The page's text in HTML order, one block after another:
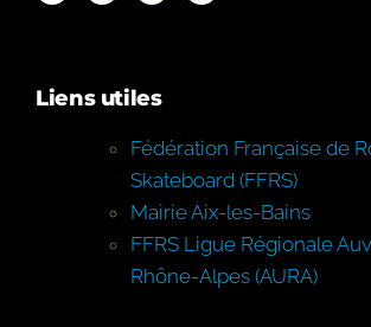
Liens utiles
Fédération Française de
Skateboard (FFRS)
Mairie Aix-les-Bains
FFRS Ligue Régionale
Rhône-Alpes (AURA)